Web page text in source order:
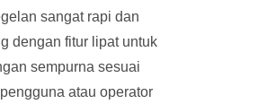
sangat rapi dan
dengan fitur lipat untuk
sempurna sesuai
atau operator